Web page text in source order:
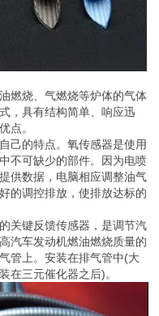
燃烧、气燃烧等炉体的气体
，具有结构简单、响应迅
点。
己的特点。氧传感器是使用
不可缺少的部件。因为电喷
供数据，电脑相应调整油气
的调控排放，使排放达标的
关键反馈传感器，是调节汽
汽车发动机燃油燃烧质量的
管上。安装在排气管中(大
在三元催化器之后)。